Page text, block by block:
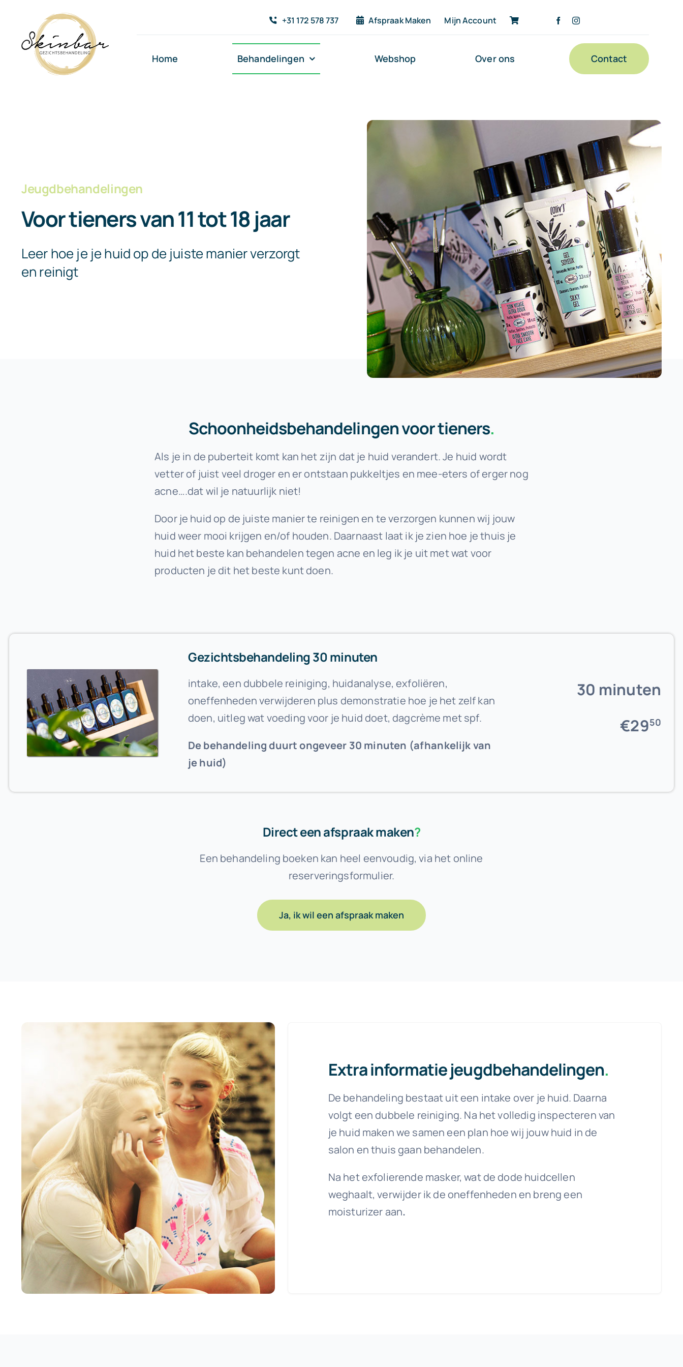
inhoud
+31 172 578 737 Afspraak Maken Mijn Account
Home Behandelingen Webshop Over ons Contact
Jeugdbehandelingen
Voor tieners van 11 tot 18 jaar
Leer hoe je je huid op de juiste manier verzorgt
en reinigt
Schoonheidsbehandelingen voor tieners.
Als je in de puberteit komt kan het zijn dat je huid verandert. Je huid wordt
vetter of juist veel droger en er ontstaan pukkeltjes en mee-eters of erger nog
acne….dat wil je natuurlijk niet!
Door je huid op de juiste manier te reinigen en te verzorgen kunnen wij jouw
huid weer mooi krijgen en/of houden. Daarnaast laat ik je zien hoe je thuis je
huid het beste kan behandelen tegen acne en leg ik je uit met wat voor
producten je dit het beste kunt doen.
Gezichtsbehandeling 30 minuten
intake, een dubbele reiniging, huidanalyse, exfoliëren,
oneffenheden verwijderen plus demonstratie hoe je het zelf kan
doen, uitleg wat voeding voor je huid doet, dagcrème met spf.
De behandeling duurt ongeveer 30 minuten (afhankelijk van
je huid)
30 minuten
€2950
Direct een afspraak maken?
Een behandeling boeken kan heel eenvoudig, via het online
reserveringsformulier.
Ja, ik wil een afspraak maken
Extra informatie jeugdbehandelingen.
De behandeling bestaat uit een intake over je huid. Daarna
volgt een dubbele reiniging. Na het volledig inspecteren van
je huid maken we samen een plan hoe wij jouw huid in de
salon en thuis gaan behandelen.
Na het exfolierende masker, wat de dode huidcellen
weghaalt, verwijder ik de oneffenheden en breng een
moisturizer aan.